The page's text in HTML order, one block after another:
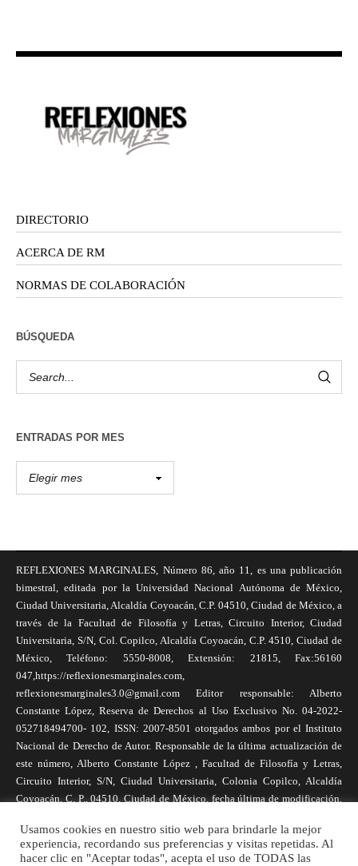
DIRECTORIO
ACERCA DE RM
NORMAS DE COLABORACIÓN
BÚSQUEDA
ENTRADAS POR MES
REFLEXIONES MARGINALES, Número 86, año 11, es una publicación
bimestral, editada por la Universidad Nacional Autónoma de México,
Ciudad Universitaria, Alcaldía Coyoacán, C.P. 04510, Ciudad de México, a
través de la Facultad de Filosofía y Letras, Circuito Interior, Ciudad
Universitaria, S/N, Col. Copilco, Alcaldía Coyoacán, C.P. 4510, Ciudad de
México, Teléfono: 5550-8008, Extensión: 21815, Fax:56160
047,https://reflexionesmarginales.com,
reflexionesmarginales3.0@gmail.com Editor responsable: Alberto
Constante López, Reserva de Derechos al Uso Exclusivo No. 04-2022-
052718494700- 102, ISSN: 2007-8501 otorgados ambos por el Instituto
Nacional de Derecho de Autor. Responsable de la última actualización de
este número, Alberto Constante López , Facultad de Filosofía y Letras,
Circuito Interior, S/N, Ciudad Universitaria, Colonia Copilco, Alcaldía
Coyoacán, C. P., 04510, Ciudad de México, fecha última de modificación,
necesariamente reflejan la postura de la revista, ni de Universidad Nacional
Autónoma de México. Los autores son responsables de los contenidos de
Usamos cookies en nuestro sitio web para brindarle la mejor
experiencia, recordando sus preferencias y visitas repetidas. Al
hacer clic en "Aceptar todas", acepta el uso de TODAS las